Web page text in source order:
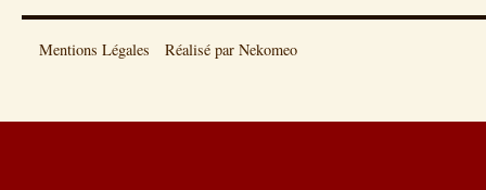
Mentions Légales Réalisé par Nekomeo